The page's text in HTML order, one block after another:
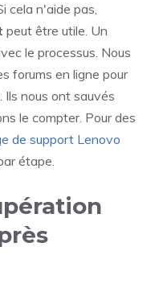
cela n'aide pas,
peut être utile. Un
le processus. Nous
forums en ligne pour
nous ont sauvés
le compter. Pour des
de support Lenovo
étape.